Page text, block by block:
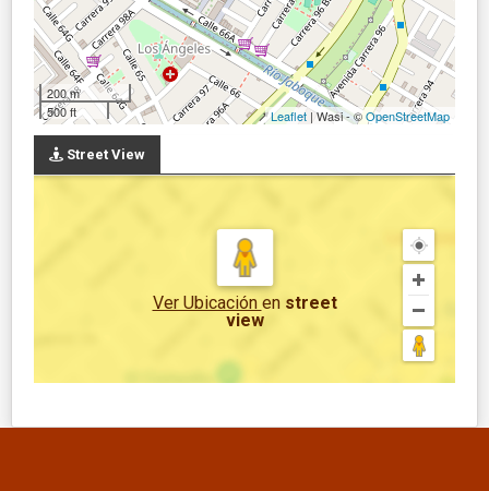
200 m
500 ft
Leaflet | Wasi - ©OpenStreetMap
Street View
Ver Ubicación en street
view